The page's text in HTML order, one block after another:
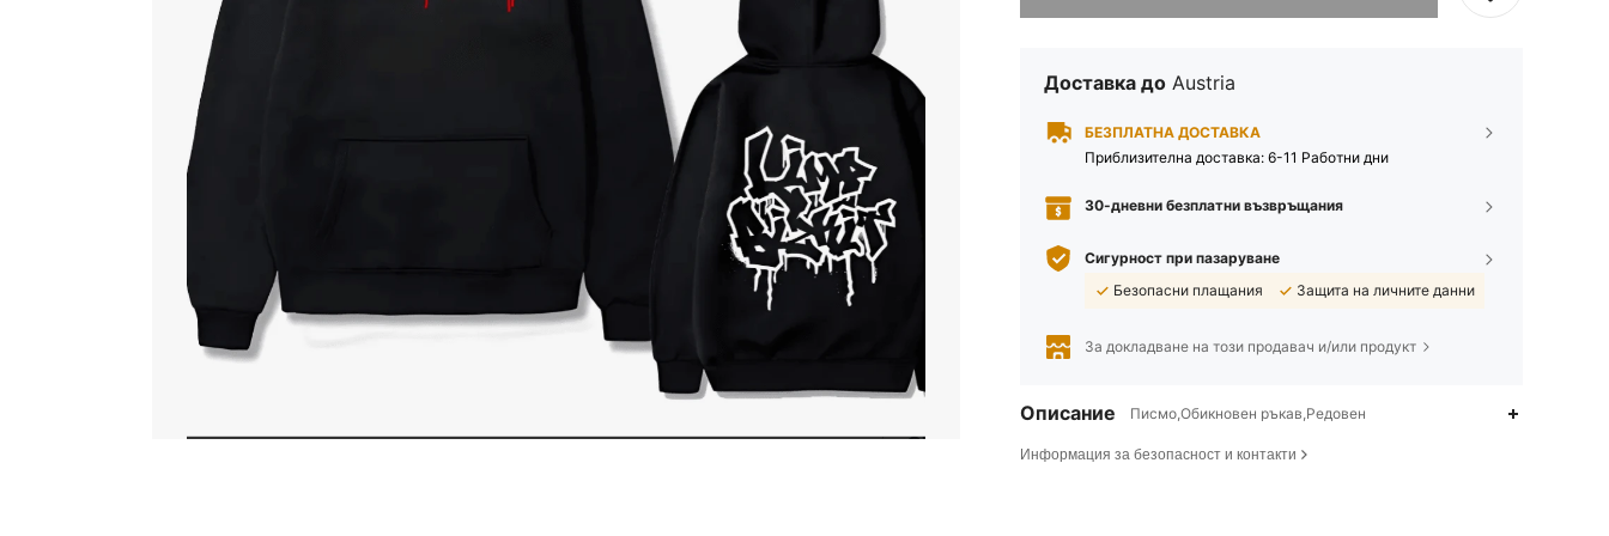
Доставка до Austria
БЕЗПЛАТНА ДОСТАВКА
Приблизителна доставка: 6-11 Работни дни
30-дневни безплатни възвръщания
Сигурност при пазаруване
Безопасни плащания
Защита на личните данни
За докладване на този продавач и/или продукт
Описание Писмо,Обикновен ръкав,Редовен
Информация за безопасност и контакти